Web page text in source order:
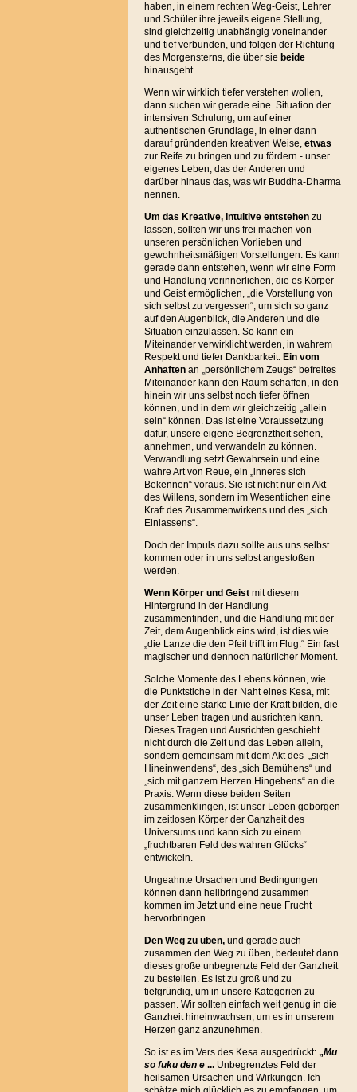
haben, in einem rechten Weg-Geist, Lehrer
und Schüler ihre jeweils eigene Stellung,
sind gleichzeitig unabhängig voneinander
und tief verbunden, und folgen der Richtung
des Morgensterns, die über sie beide
hinausgeht.
Wenn wir wirklich tiefer verstehen wollen,
dann suchen wir gerade eine Situation der
intensiven Schulung, um auf einer
authentischen Grundlage, in einer dann
darauf gründenden kreativen Weise, etwas
zur Reife zu bringen und zu fördern - unser
eigenes Leben, das der Anderen und
darüber hinaus das, was wir Buddha-Dharma
nennen.
Um das Kreative, Intuitive entstehenzu
lassen, sollten wir uns frei machen von
unseren persönlichen Vorlieben und
gewohnheitsmäßigen Vorstellungen. Es kann
gerade dann entstehen, wenn wir eine Form
und Handlung verinnerlichen, die es Körper
und Geist ermöglichen, „die Vorstellung von
sich selbst zu vergessen“, um sich so ganz
auf den Augenblick, die Anderen und die
Situation einzulassen. So kann ein
Miteinander verwirklicht werden, in wahrem
Respekt und tiefer Dankbarkeit. Ein vom
Anhaftenan „persönlichem Zeugs“ befreites
Miteinander kann den Raum schaffen, in den
hinein wir uns selbst noch tiefer öffnen
können, und in dem wir gleichzeitig „allein
sein“ können. Das ist eine Voraussetzung
dafür, unsere eigene Begrenztheit sehen,
annehmen, und verwandeln zu können.
Verwandlung setzt Gewahrsein und eine
wahre Art von Reue, ein „inneres sich
Bekennen“ voraus. Sie ist nicht nur ein Akt
des Willens, sondern im Wesentlichen eine
Kraft des Zusammenwirkens und des „sich
Einlassens“.
Doch der Impuls dazu sollte aus uns selbst
kommen oder in uns selbst angestoßen
werden.
Wenn Körper und Geistmit diesem
Hintergrund in der Handlung
zusammenfinden, und die Handlung mit der
Zeit, dem Augenblick eins wird, ist dies wie
„die Lanze die den Pfeil trifft im Flug.“ Ein fast
magischer und dennoch natürlicher Moment.
Solche Momente des Lebens können, wie
die Punktstiche in der Naht eines Kesa, mit
der Zeit eine starke Linie der Kraft bilden, die
unser Leben tragen und ausrichten kann.
Dieses Tragen und Ausrichten geschieht
nicht durch die Zeit und das Leben allein,
sondern gemeinsam mit dem Akt des „sich
Hineinwendens“, des „sich Bemühens“ und
„sich mit ganzem Herzen Hingebens“ an die
Praxis. Wenn diese beiden Seiten
zusammenklingen, ist unser Leben geborgen
im zeitlosen Körper der Ganzheit des
Universums und kann sich zu einem
„fruchtbaren Feld des wahren Glücks“
entwickeln.
Ungeahnte Ursachen und Bedingungen
können dann heilbringend zusammen
kommen im Jetzt und eine neue Frucht
hervorbringen.
Den Weg zu üben,und gerade auch
zusammen den Weg zu üben, bedeutet dann
dieses große unbegrenzte Feld der Ganzheit
zu bestellen. Es ist zu groß und zu
tiefgründig, um in unsere Kategorien zu
passen. Wir sollten einfach weit genug in die
Ganzheit hineinwachsen, um es in unserem
Herzen ganz anzunehmen.
So ist es im Vers des Kesa ausgedrückt: „Mu
so fuku den e...Unbegrenztes Feld der
heilsamen Ursachen und Wirkungen. Ich